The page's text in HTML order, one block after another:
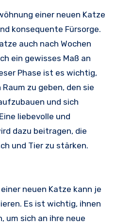
einer neuen Katze
konsequente Fürsorge.
auch nach Wochen
ein gewisses Maß an
Phase ist es wichtig,
zu geben, den sie
und sich
liebevolle und
dazu beitragen, die
und Tier zu stärken.
neuen Katze kann je
Es ist wichtig, ihnen
um sich an ihre neue